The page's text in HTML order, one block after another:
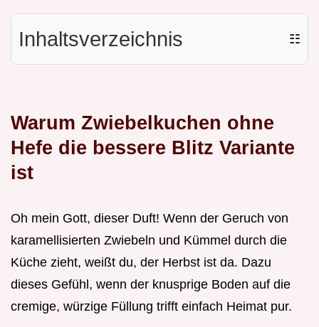
Inhaltsverzeichnis ☷
Warum Zwiebelkuchen ohne
Hefe die bessere Blitz Variante
ist
Oh mein Gott, dieser Duft! Wenn der Geruch von
karamellisierten Zwiebeln und Kümmel durch die
Küche zieht, weißt du, der Herbst ist da. Dazu
dieses Gefühl, wenn der knusprige Boden auf die
cremige, würzige Füllung trifft einfach Heimat pur.